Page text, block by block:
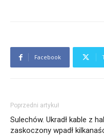
Facebook
Poprzedni artykuł
Sulechów. Ukradł kable z
zaskoczony wpadł